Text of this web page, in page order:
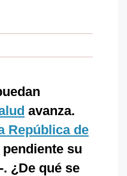
avanza.
República de
su
¿De qué se